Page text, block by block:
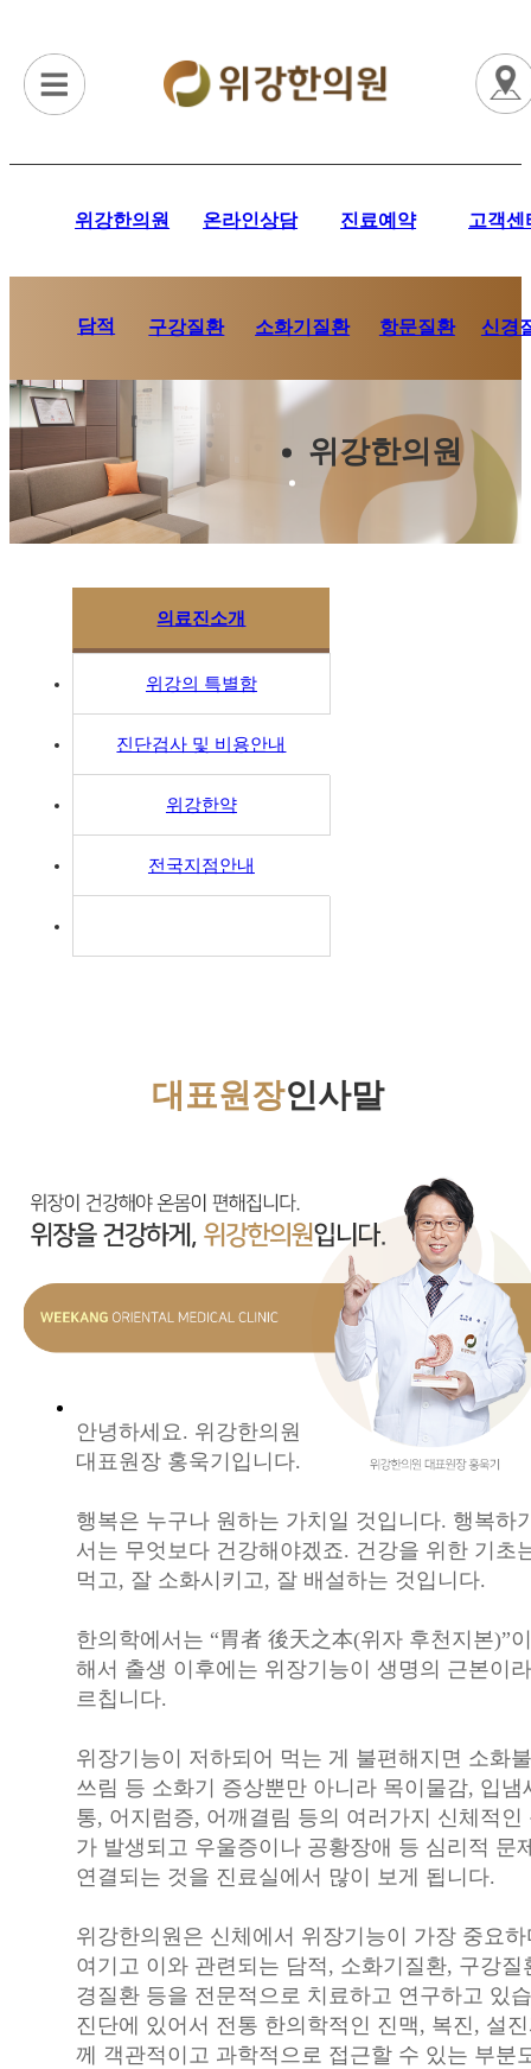
위강한의원 온라인상담 진료예약 고객센
담적 구강질환 소화기질환 항문질환 신경
위강한의원
의료진소개
위강의 특별함
진단검사 및 비용안내
위강한약
전국지점안내
대표원장인사말
안녕하세요. 위강한의원
대표원장 홍욱기입니다.
행복은 누구나 원하는 가치일 것입니다. 행복하
서는 무엇보다 건강해야겠죠. 건강을 위한 기초
먹고, 잘 소화시키고, 잘 배설하는 것입니다.
한의학에서는 “胃者 後天之本(위자 후천지본)”
해서 출생 이후에는 위장기능이 생명의 근본이
르칩니다.
위장기능이 저하되어 먹는 게 불편해지면 소화
쓰림 등 소화기 증상뿐만 아니라 목이물감, 입냄
통, 어지럼증, 어깨결림 등의 여러가지 신체적인
가 발생되고 우울증이나 공황장애 등 심리적 문
연결되는 것을 진료실에서 많이 보게 됩니다.
위강한의원은 신체에서 위장기능이 가장 중요
여기고 이와 관련되는 담적, 소화기질환, 구강질
경질환 등을 전문적으로 치료하고 연구하고 있
진단에 있어서 전통 한의학적인 진맥, 복진, 설
께 객관적이고 과학적으로 접근할 수 있는 부분